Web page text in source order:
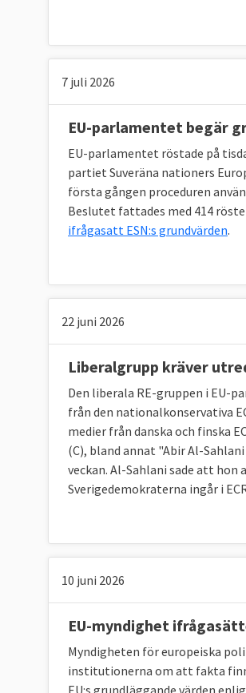
7 juli 2026
EU-parlamentet begär
EU-parlamentet röstade på
partiet Suveräna nationers
första gången proceduren
Beslutet fattades med 414
ifrågasatt ESN:s grundvärden.
22 juni 2026
Liberalgrupp kräver
Den liberala RE-gruppen i EU-
från den nationalkonservativa
medier från danska och finska
(C), bland annat "Abir Al-
veckan. Al-Sahlani sade att
Sverigedemokraterna ingår i
10 juni 2026
EU-myndighet
Myndigheten för europeiska
institutionerna om att fakta
EU:s grundläggande värden